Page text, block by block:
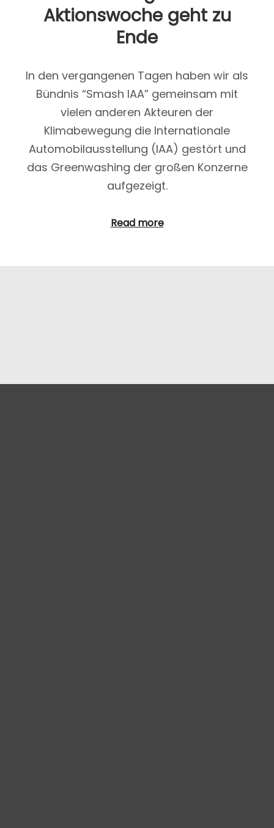
Aktionswoche geht zu
Ende
In den vergangenen Tagen haben wir als
Bündnis “Smash IAA” gemeinsam mit
vielen anderen Akteuren der
Klimabewegung die Internationale
Automobilausstellung (IAA) gestört und
das Greenwashing der großen Konzerne
aufgezeigt.
Read more